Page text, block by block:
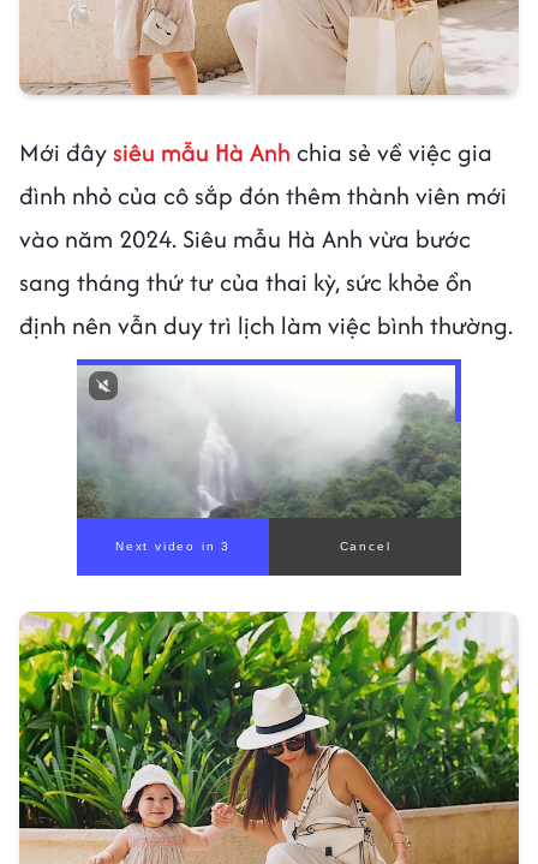
Mới đây siêu mẫu Hà Anh chia sẻ về việc gia
đình nhỏ của cô sắp đón thêm thành viên mới
vào năm 2024. Siêu mẫu Hà Anh vừa bước
sang tháng thứ tư của thai kỳ, sức khỏe ổn
định nên vẫn duy trì lịch làm việc bình thường.
00:00/ 00:59